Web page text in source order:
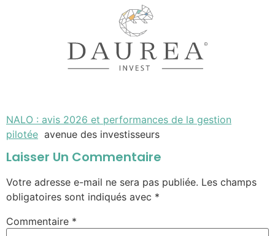
NALO : avis 2026 et performances de la gestion
pilotée avenue des investisseurs
Laisser Un Commentaire
Votre adresse e-mail ne sera pas publiée. Les champs
obligatoires sont indiqués avec *
Commentaire *